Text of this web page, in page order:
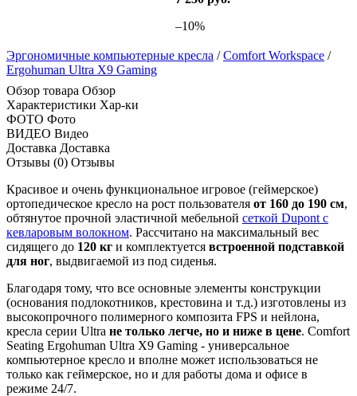
–10%
Эргономичные компьютерные кресла /Comfort Workspace /
Ergohuman Ultra X9 Gaming
Обзор товара Обзор
Характеристики Хар-ки
ФОТО Фото
ВИДЕО Видео
Доставка Доставка
Отзывы (0) Отзывы
Красивое и очень функциональное игровое (геймерское)
ортопедическое кресло на рост пользователя от 160 до 190 см,
обтянутое прочной эластичной мебельной сеткой Dupont с
кевларовым волокном. Рассчитано на максимальный вес
сидящего до 120 кг и комплектуется встроенной подставкой
для ног, выдвигаемой из под сиденья.
Благодаря тому, что все основные элементы конструкции
(основания подлокотников, крестовина и т.д.) изготовлены из
высокопрочного полимерного композита FPS и нейлона,
кресла серии Ultra не только легче, но и ниже в цене. Comfort
Seating Ergohuman Ultra X9 Gaming - универсальное
компьютерное кресло и вполне может использоваться не
только как геймерское, но и для работы дома и офисе в
режиме 24/7.